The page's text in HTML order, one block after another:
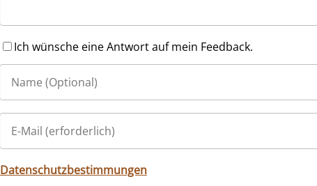
Ich wünsche eine Antwort auf mein Feedback.
Datenschutzbestimmungen